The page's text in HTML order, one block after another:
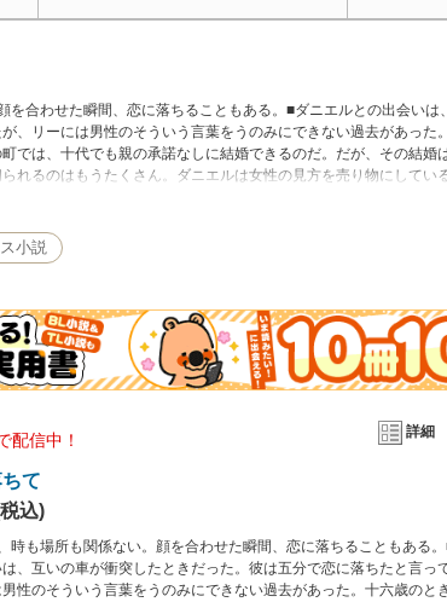
を合わせた瞬間、恋に落ちることもある。■ダニエルとの出会いは
、リーには男性のそういう言葉をうのみにできない過去があった
では、十代でも親の承諾なしに結婚できるのだ。だが、その結婚
れるのはもうたくさん。ダニエルは女性の見方を売り物にしてい
ったとき、世の父親と変わらない態度で認めようとしなかった。
小説
詳細
配信中！
て
込)
時も場所も関係ない。顔を合わせた瞬間、恋に落ちることもある
、互いの車が衝突したときだった。彼は五分で恋に落ちたと言っ
性のそういう言葉をうのみにできない過去があった。十六歳のとき